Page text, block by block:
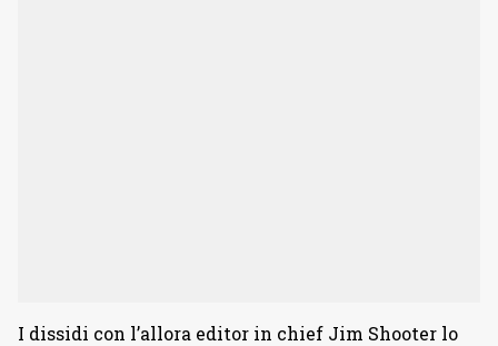
I dissidi con l’allora editor in chief Jim Shooter lo